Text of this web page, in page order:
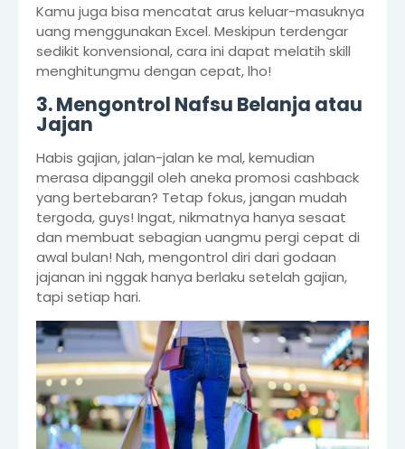
Kamu juga bisa mencatat arus keluar-masuknya
uang menggunakan Excel. Meskipun terdengar
sedikit konvensional, cara ini dapat melatih skill
menghitungmu dengan cepat, lho!
3. Mengontrol Nafsu Belanja atau
Jajan
Habis gajian, jalan-jalan ke mal, kemudian
merasa dipanggil oleh aneka promosi cashback
yang bertebaran? Tetap fokus, jangan mudah
tergoda, guys! Ingat, nikmatnya hanya sesaat
dan membuat sebagian uangmu pergi cepat di
awal bulan! Nah, mengontrol diri dari godaan
jajanan ini nggak hanya berlaku setelah gajian,
tapi setiap hari.